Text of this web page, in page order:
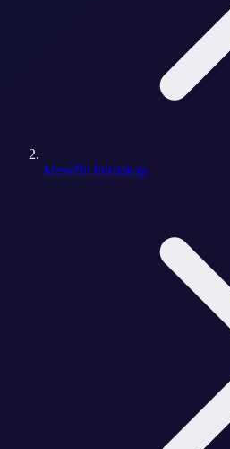
Mesečni horoskop